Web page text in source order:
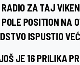
ZA TAJ
POSITION NA
ISPUSTIO
JE 16 PRILIKA